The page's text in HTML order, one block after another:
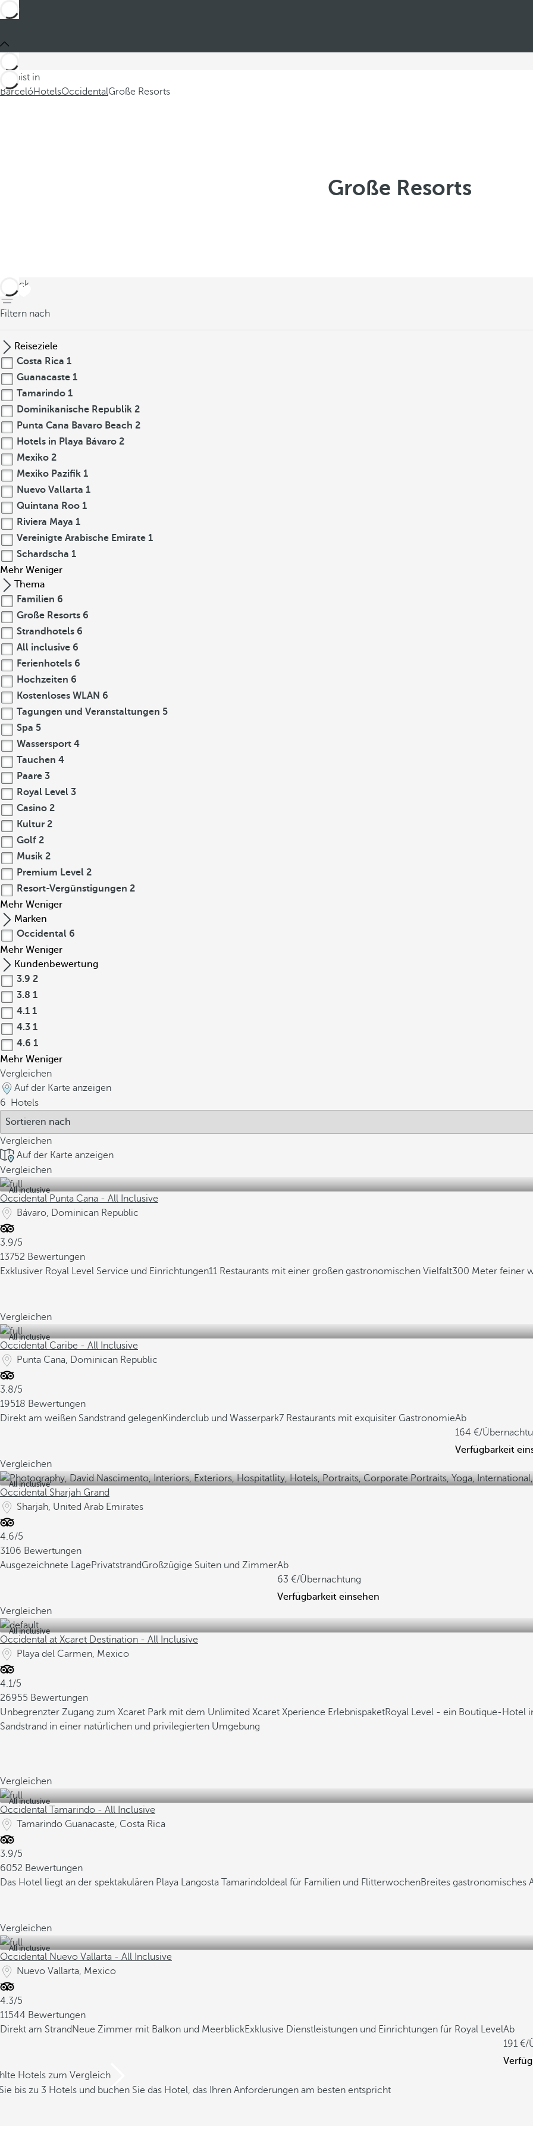
Du bist in
BarcelóHotelsOccidentalGroße Resorts
Große Resorts
zurück
Filtern nach
Reiseziele
Costa Rica 1
Guanacaste 1
Tamarindo 1
Dominikanische Republik 2
Punta Cana Bavaro Beach 2
Hotels in Playa Bávaro 2
Mexiko 2
Mexiko Pazifik 1
Nuevo Vallarta 1
Quintana Roo 1
Riviera Maya 1
Vereinigte Arabische Emirate 1
Schardscha 1
Mehr Weniger
Thema
Familien 6
Große Resorts 6
Strandhotels 6
All inclusive 6
Ferienhotels 6
Hochzeiten 6
Kostenloses WLAN 6
Tagungen und Veranstaltungen 5
Spa 5
Wassersport 4
Tauchen 4
Paare 3
Royal Level 3
Casino 2
Kultur 2
Golf 2
Musik 2
Premium Level 2
Resort-Vergünstigungen 2
Mehr Weniger
Marken
Occidental 6
Mehr Weniger
Kundenbewertung
3.9 2
3.8 1
4.1 1
4.3 1
4.6 1
Mehr Weniger
Vergleichen
Auf der Karte anzeigen
6
Hotels
Vergleichen
Auf der Karte anzeigen
Vergleichen
All inclusive
Occidental Punta Cana - All Inclusive
Bávaro, Dominican Republic
3.9/5
13752 Bewertungen
Exklusiver Royal Level Service und Einrichtungen11 Restaurants mit einer großen gastronomischen Vielfalt300 Meter feiner
Vergleichen
All inclusive
Occidental Caribe - All Inclusive
Punta Cana, Dominican Republic
3.8/5
19518 Bewertungen
Direkt am weißen Sandstrand gelegenKinderclub und Wasserpark7 Restaurants mit exquisiter GastronomieAb
164
/
Verfügbarkeit
Vergleichen
All inclusive
Occidental Sharjah Grand
Sharjah, United Arab Emirates
4.6/5
3106 Bewertungen
Ausgezeichnete LagePrivatstrandGroßzügige Suiten und ZimmerAb
63
/Übernachtung
Verfügbarkeit einsehen
Vergleichen
All inclusive
Occidental at Xcaret Destination - All Inclusive
Playa del Carmen, Mexico
4.1/5
26955 Bewertungen
Unbegrenzter Zugang zum Xcaret Park mit dem Unlimited Xcaret Xperience ErlebnispaketRoyal Level - ein Boutique-Hotel
Sandstrand in einer natürlichen und privilegierten Umgebung
Vergleichen
All inclusive
Occidental Tamarindo - All Inclusive
Tamarindo Guanacaste, Costa Rica
3.9/5
6052 Bewertungen
Das Hotel liegt an der spektakulären Playa Langosta Tamarindo Ideal für Familien und FlitterwochenBreites gastronomisches
Vergleichen
All inclusive
Occidental Nuevo Vallarta - All Inclusive
Nuevo Vallarta, Mexico
4.3/5
11544 Bewertungen
Direkt am Strand Neue Zimmer mit Balkon und MeerblickExklusive Dienstleistungen und Einrichtungen für Royal LevelAb
191
/
Hotels zum Vergleich
bis zu 3 Hotels und buchen Sie das Hotel, das Ihren Anforderungen am besten entspricht